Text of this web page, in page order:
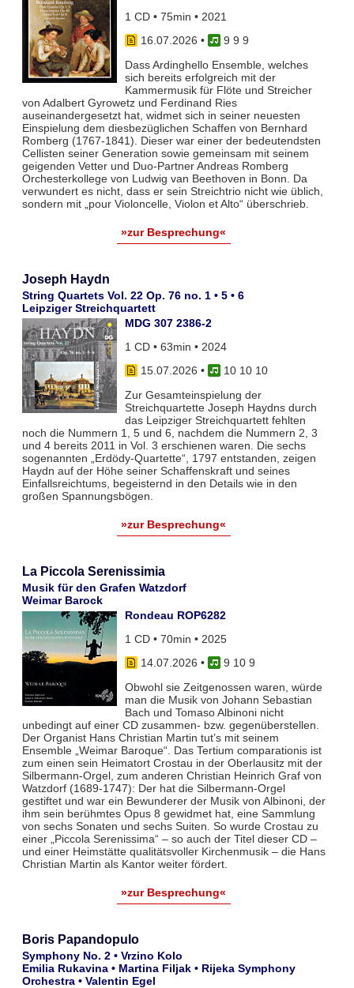
1 CD • 75min • 2021
16.07.2026 •
9 9 9
Dass Ardinghello Ensemble, welches
sich bereits erfolgreich mit der
Kammermusik für Flöte und Streicher
von Adalbert Gyrowetz und Ferdinand Ries
auseinandergesetzt hat, widmet sich in seiner neuesten
Einspielung dem diesbezüglichen Schaffen von Bernhard
Romberg (1767-1841). Dieser war einer der bedeutendsten
Cellisten seiner Generation sowie gemeinsam mit seinem
geigenden Vetter und Duo-Partner Andreas Romberg
Orchesterkollege von Ludwig van Beethoven in Bonn. Da
verwundert es nicht, dass er sein Streichtrio nicht wie üblich,
sondern mit „pour Violoncelle, Violon et Alto“ überschrieb.
»zur Besprechung«
Joseph Haydn
String Quartets Vol. 22 Op. 76 no. 1 • 5 • 6
Leipziger Streichquartett
MDG 307 2386-2
1 CD • 63min • 2024
15.07.2026 •
10 10 10
Zur Gesamteinspielung der
Streichquartette Joseph Haydns durch
das Leipziger Streichquartett fehlten
noch die Nummern 1, 5 und 6, nachdem die Nummern 2, 3
und 4 bereits 2011 in Vol. 3 erschienen waren. Die sechs
sogenannten „Erdödy-Quartette“, 1797 entstanden, zeigen
Haydn auf der Höhe seiner Schaffenskraft und seines
Einfallsreichtums, begeisternd in den Details wie in den
großen Spannungsbögen.
»zur Besprechung«
La Piccola Serenissimia
Musik für den Grafen Watzdorf
Weimar Barock
Rondeau ROP6282
1 CD • 70min • 2025
14.07.2026 •
9 10 9
Obwohl sie Zeitgenossen waren, würde
man die Musik von Johann Sebastian
Bach und Tomaso Albinoni nicht
unbedingt auf einer CD zusammen- bzw. gegenüberstellen.
Der Organist Hans Christian Martin tut’s mit seinem
Ensemble „Weimar Baroque“. Das Tertium comparationis ist
zum einen sein Heimatort Crostau in der Oberlausitz mit der
Silbermann-Orgel, zum anderen Christian Heinrich Graf von
Watzdorf (1689-1747): Der hat die Silbermann-Orgel
gestiftet und war ein Bewunderer der Musik von Albinoni, der
ihm sein berühmtes Opus 8 gewidmet hat, eine Sammlung
von sechs Sonaten und sechs Suiten. So wurde Crostau zu
einer „Piccola Serenissima“ – so auch der Titel dieser CD –
und einer Heimstätte qualitätsvoller Kirchenmusik – die Hans
Christian Martin als Kantor weiter fördert.
»zur Besprechung«
Boris Papandopulo
Symphony No. 2 • Vrzino Kolo
Emilia Rukavina • Martina Filjak • Rijeka Symphony
Orchestra • Valentin Egel